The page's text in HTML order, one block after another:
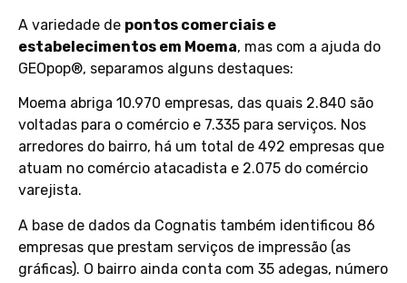
A variedade de pontos comerciais e
estabelecimentos em Moema, mas com a ajuda do
GEOpop®, separamos alguns destaques:
Moema abriga 10.970 empresas, das quais 2.840 são
voltadas para o comércio e 7.335 para serviços. Nos
arredores do bairro, há um total de 492 empresas que
atuam no comércio atacadista e 2.075 do comércio
varejista.
A base de dados da Cognatis também identificou 86
empresas que prestam serviços de impressão (as
gráficas). O bairro ainda conta com 35 adegas, número